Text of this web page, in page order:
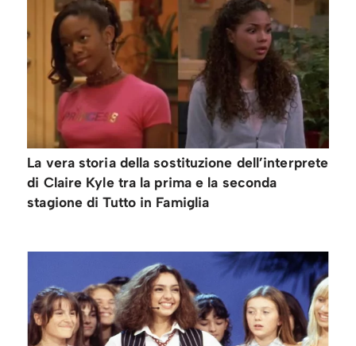
La vera storia della sostituzione dell’interprete
di Claire Kyle tra la prima e la seconda
stagione di Tutto in Famiglia